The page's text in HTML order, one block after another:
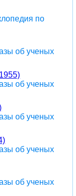
по
об ученых
об ученых
об ученых
об ученых
об ученых